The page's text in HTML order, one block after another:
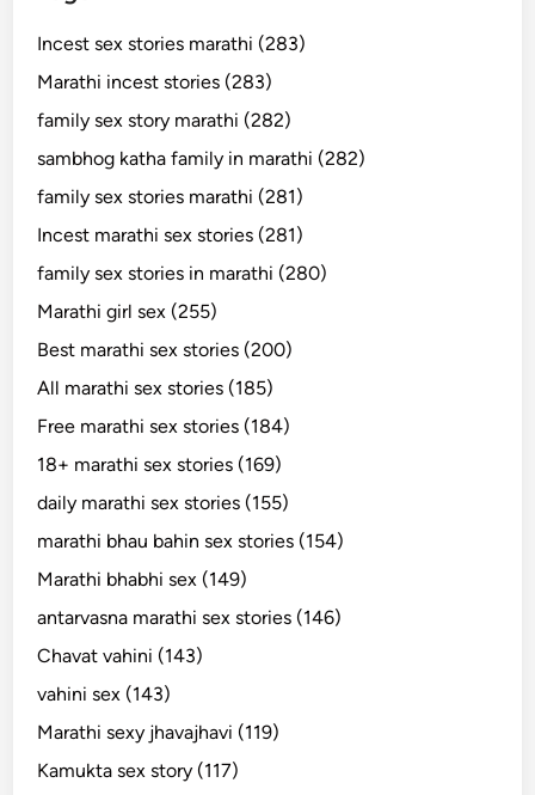
Incest sex stories marathi (283)
Marathi incest stories (283)
family sex story marathi (282)
sambhog katha family in marathi (282)
family sex stories marathi (281)
Incest marathi sex stories (281)
family sex stories in marathi (280)
Marathi girl sex (255)
Best marathi sex stories (200)
All marathi sex stories (185)
Free marathi sex stories (184)
18+ marathi sex stories (169)
daily marathi sex stories (155)
marathi bhau bahin sex stories (154)
Marathi bhabhi sex (149)
antarvasna marathi sex stories (146)
Chavat vahini (143)
vahini sex (143)
Marathi sexy jhavajhavi (119)
Kamukta sex story (117)